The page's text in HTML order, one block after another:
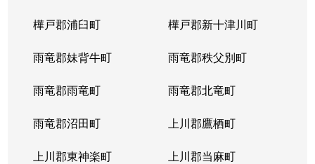
樺戸郡浦臼町 樺戸郡新十津川町
雨竜郡妹背牛町 雨竜郡秩父別町
雨竜郡雨竜町 雨竜郡北竜町
雨竜郡沼田町 上川郡鷹栖町
上川郡東神楽町 上川郡当麻町